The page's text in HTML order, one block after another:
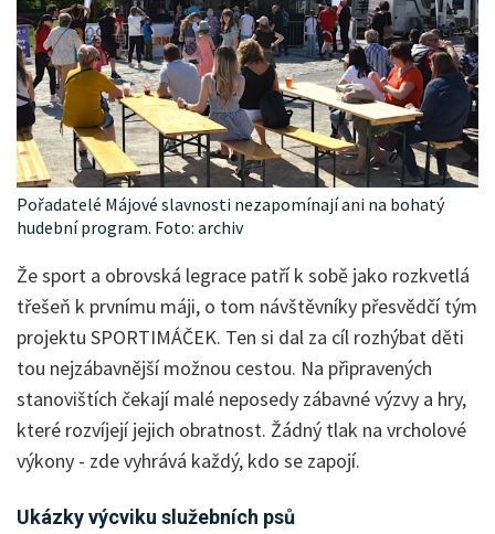
Pořadatelé Májové slavnosti nezapomínají ani na bohatý
hudební program. Foto: archiv
Že sport a obrovská legrace patří k sobě jako rozkvetlá
třešeň k prvnímu máji, o tom návštěvníky přesvědčí tým
projektu SPORTIMÁČEK. Ten si dal za cíl rozhýbat děti
tou nejzábavnější možnou cestou. Na připravených
stanovištích čekají malé neposedy zábavné výzvy a hry,
které rozvíjejí jejich obratnost. Žádný tlak na vrcholové
výkony - zde vyhrává každý, kdo se zapojí.
Ukázky výcviku služebních psů